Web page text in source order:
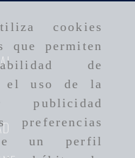
cookies
que permiten
de
el uso de la
preferencias
un perfil